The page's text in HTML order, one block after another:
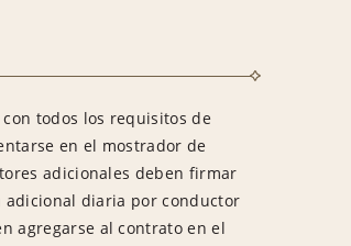
todos los requisitos de
en el mostrador de
adicionales deben firmar
diaria por conductor
agregarse al contrato en el